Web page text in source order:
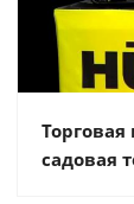
садовая